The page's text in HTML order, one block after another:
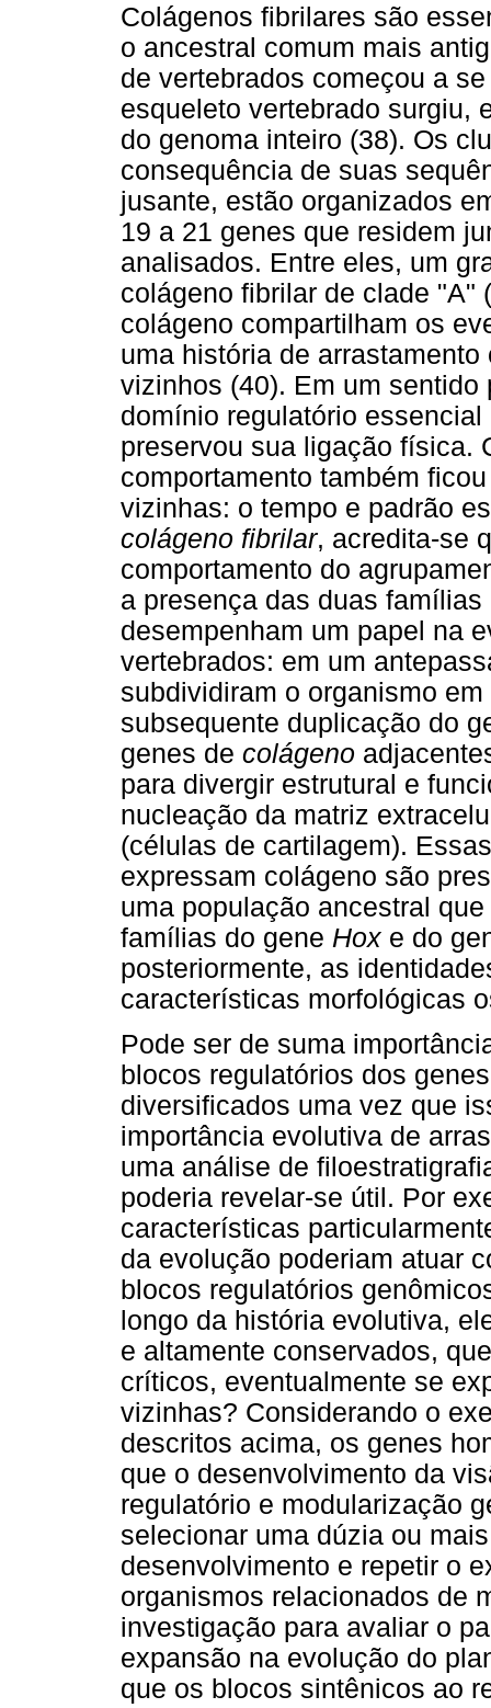
Colágenos fibrilares são
o ancestral comum mais
de vertebrados começou a
esqueleto vertebrado surgiu,
do genoma inteiro (38). Os
consequência de suas
jusante, estão organizados
19 a 21 genes que residem
analisados. Entre eles, um
colágeno fibrilar de clade "A"
colágeno compartilham os
uma história de
vizinhos (40). Em um
domínio regulatório
preservou sua ligação física.
comportamento também
vizinhas: o tempo e padrão
colágeno fibrilar, acredita-se
comportamento do
a presença das duas
desempenham um papel na
vertebrados: em um
subdividiram o organismo
subsequente duplicação do
genes de colágeno
para divergir estrutural e
nucleação da matriz
(células de cartilagem).
expressam colágeno são
uma população ancestral
famílias do gene Hox e do
posteriormente, as
características morfológicas
Pode ser de suma
blocos regulatórios dos
diversificados uma vez que
importância evolutiva de
uma análise de
poderia revelar-se útil. Por
características
da evolução poderiam atuar
blocos regulatórios
longo da história evolutiva,
e altamente conservados,
críticos, eventualmente se
vizinhas? Considerando o
descritos acima, os genes
que o desenvolvimento da
regulatório e modularização
selecionar uma dúzia ou
desenvolvimento e repetir o
organismos relacionados de
investigação para avaliar o
expansão na evolução do
que os blocos sintênicos ao